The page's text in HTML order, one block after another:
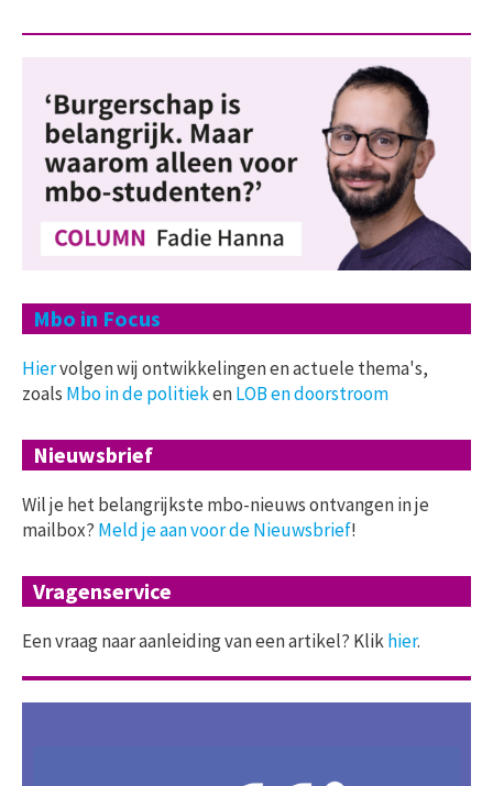
Mbo in Focus
Hiervolgen wij ontwikkelingen en actuele thema's,
zoals Mbo in de politiekenLOB en doorstroom
Nieuwsbrief
Wil je het belangrijkste mbo-nieuws ontvangen in je
mailbox? Meld je aan voor de Nieuwsbrief!
Vragenservice
Een vraag naar aanleiding van een artikel? Klikhier.